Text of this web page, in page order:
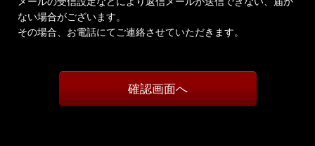
ない場合がございます。
その場合、お電話にてご連絡させていただきます。
確認画面へ